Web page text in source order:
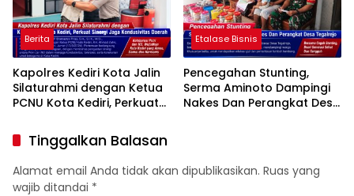
Berita
Kapolres Kediri Kota Jalin
Silaturahmi dengan Ketua
PCNU Kota Kediri, Perkuat
Daerah
Etalase Bisnis
Pencegahan Stunting,
Serma Aminoto Dampingi
Nakes Dan Perangkat Desa
Tinggalkan Balasan
Alamat email Anda tidak akan dipublikasikan. Ruas yang
wajib ditandai *